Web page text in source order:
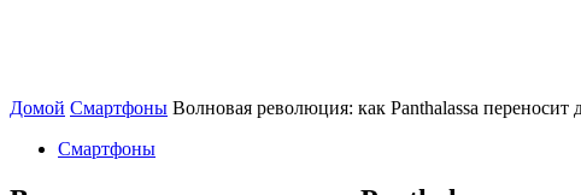
Домой Смартфоны Волновая революция: как Panthalassa
Смартфоны